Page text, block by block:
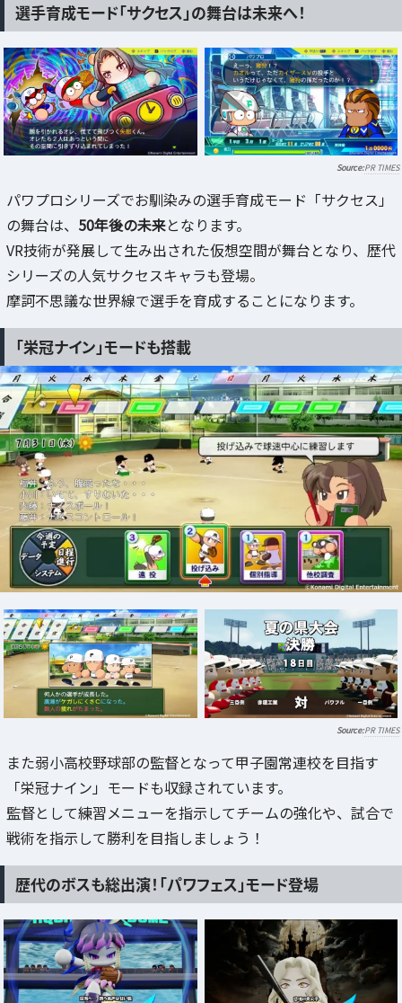
選手育成モード「サクセス」の舞台は未来へ！
PR TIMES
パワプロシリーズでお馴染みの選手育成モード「サクセス」
の舞台は、 50年後の未来となります。
VR技術が発展して生み出された仮想空間が舞台となり、歴代
シリーズの人気サクセスキャラも登場。
摩訶不思議な世界線で選手を育成することになります。
「栄冠ナイン」モードも搭載
PR TIMES
また弱小高校野球部の監督となって甲子園常連校を目指す
「栄冠ナイン」モードも収録されています。
監督として練習メニューを指示してチームの強化や、試合で
戦術を指示して勝利を目指しましょう！
歴代のボスも総出演！「パワフェス」モード登場